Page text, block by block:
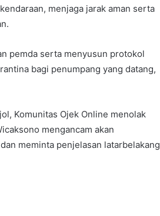
menjaga jarak aman serta
pemda serta menyusun protokol
bagi penumpang yang datang,
Komunitas Ojek Online menolak
mengancam akan
meminta penjelasan latarbelakang